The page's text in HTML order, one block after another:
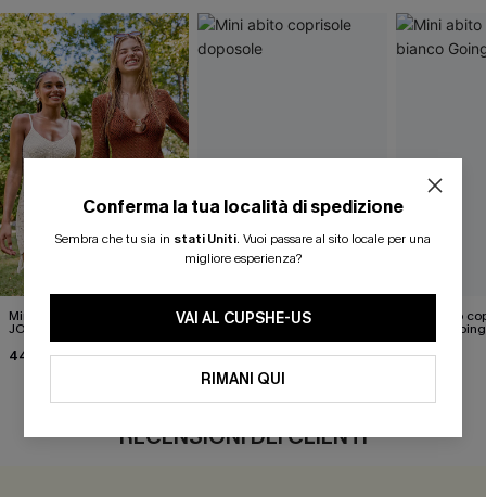
Mini abito copricostume
JOJO Sun All Day
44,00 €
Mini abito coprisole
doposole
31,00 €36,00 €
Mini abito
bianco
38,00 €
RECENSIONI DEI CLIENTI
Conferma la tua località di spedizione
Sembra che tu sia in stati Uniti. Vuoi passare al sito locale per una
migliore esperienza?
VAI AL CUPSHE-US
RIMANI QUI